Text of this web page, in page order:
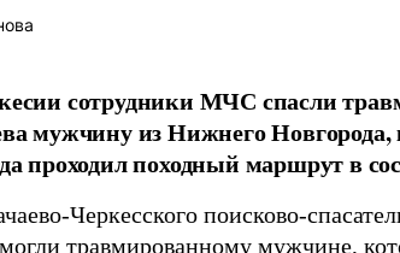
сотрудники МЧС спасли
мужчину из Нижнего
проходил походный маршрут в
Черкесского поисково-
травмированному мужчине,